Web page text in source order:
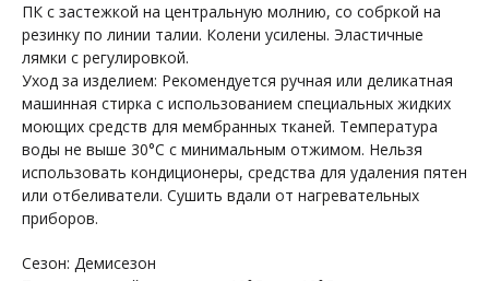
ПК с застежкой на центральную молнию, со собркой на
резинку по линии талии. Колени усилены. Эластичные
лямки с регулировкой.
Уход за изделием: Рекомендуется ручная или деликатная
машинная стирка с использованием специальных жидких
моющих средств для мембранных тканей. Температура
воды не выше 30°С с минимальным отжимом. Нельзя
использовать кондиционеры, средства для удаления пятен
или отбеливатели. Сушить вдали от нагревательных
приборов.
Сезон: Демисезон